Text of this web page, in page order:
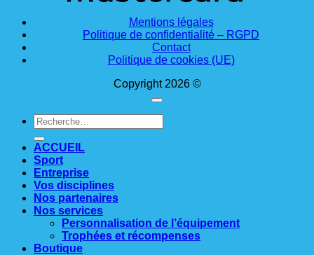
Mentions légales
Politique de confidentialité – RGPD
Contact
Politique de cookies (UE)
Copyright 2026 ©
Recherche
pour :
ACCUEIL
Sport
Entreprise
Vos disciplines
Nos partenaires
Nos services
Personnalisation de l’équipement
Trophées et récompenses
Boutique